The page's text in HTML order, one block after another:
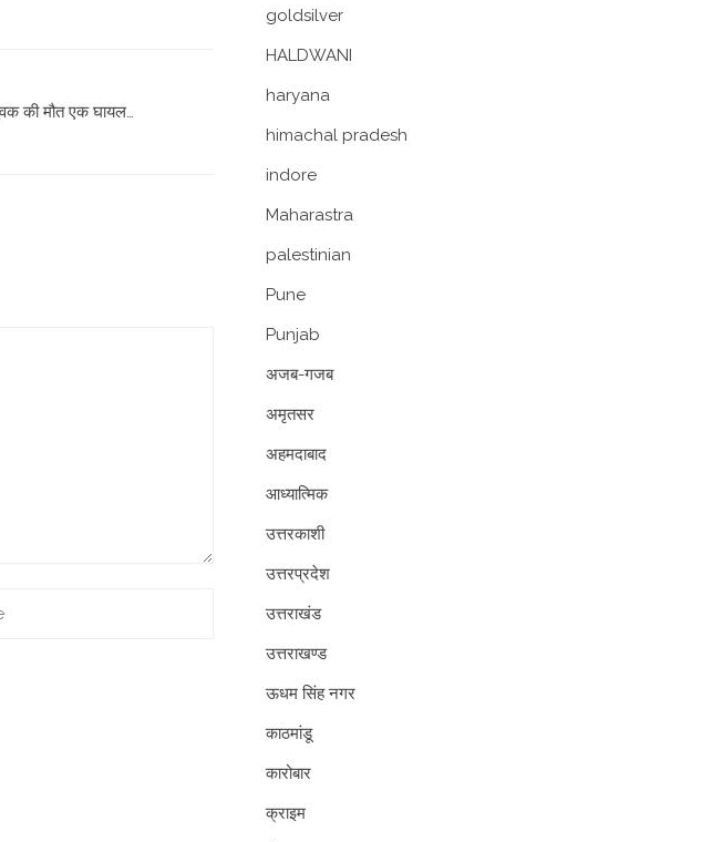
की मौत एक घायल…
goldsilver
HALDWANI
haryana
himachal pradesh
indore
Maharastra
palestinian
Pune
Punjab
अजब-गजब
अमृतसर
अहमदाबाद
आध्यात्मिक
उत्तरकाशी
उत्तरप्रदेश
उत्तराखंड
उत्तराखण्ड
ऊधम सिंह नगर
काठमांडू
कारोबार
क्राइम